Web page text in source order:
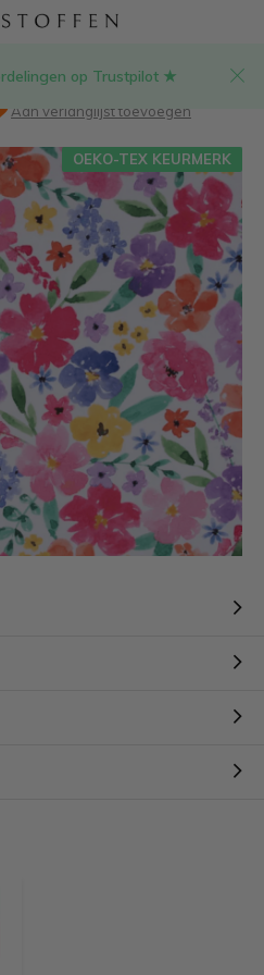
op Trustpilot ★
print stof
Aan verlanglijst toevoegen
OEKO-TEX KEURMERK